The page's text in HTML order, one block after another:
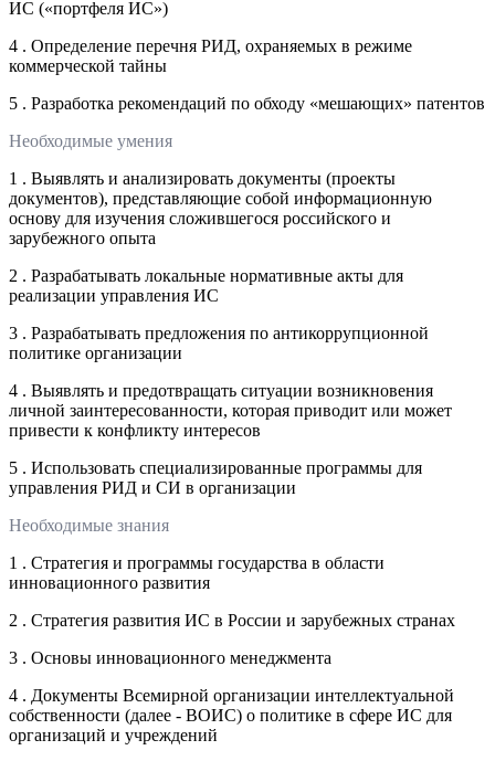
ИС («портфеля ИС»)
4 . Определение перечня РИД, охраняемых в режиме
коммерческой тайны
5 . Разработка рекомендаций по обходу «мешающих» патентов
Необходимые умения
1 . Выявлять и анализировать документы (проекты
документов), представляющие собой информационную
основу для изучения сложившегося российского и
зарубежного опыта
2 . Разрабатывать локальные нормативные акты для
реализации управления ИС
3 . Разрабатывать предложения по антикоррупционной
политике организации
4 . Выявлять и предотвращать ситуации возникновения
личной заинтересованности, которая приводит или может
привести к конфликту интересов
5 . Использовать специализированные программы для
управления РИД и СИ в организации
Необходимые знания
1 . Стратегия и программы государства в области
инновационного развития
2 . Стратегия развития ИС в России и зарубежных странах
3 . Основы инновационного менеджмента
4 . Документы Всемирной организации интеллектуальной
собственности (далее - ВОИС) о политике в сфере ИС для
организаций и учреждений